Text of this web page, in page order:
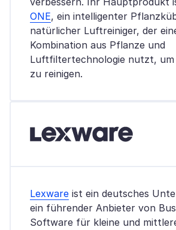
ONE, ein intelligenter
natürlicher Luftreiniger, der
Kombination aus Pflanze und
Luftfiltertechnologie nutzt, um
zu reinigen.
Lexware ist ein deutsches
ein führender Anbieter von
Software für kleine und